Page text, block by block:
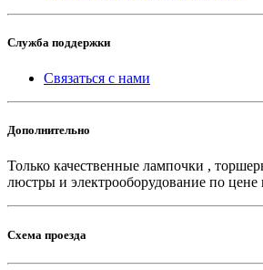
Служба поддержки
Связаться с нами
Дополнительно
Только качественные лампочки ,
люстры и электрооборудование по цене
Схема проезда